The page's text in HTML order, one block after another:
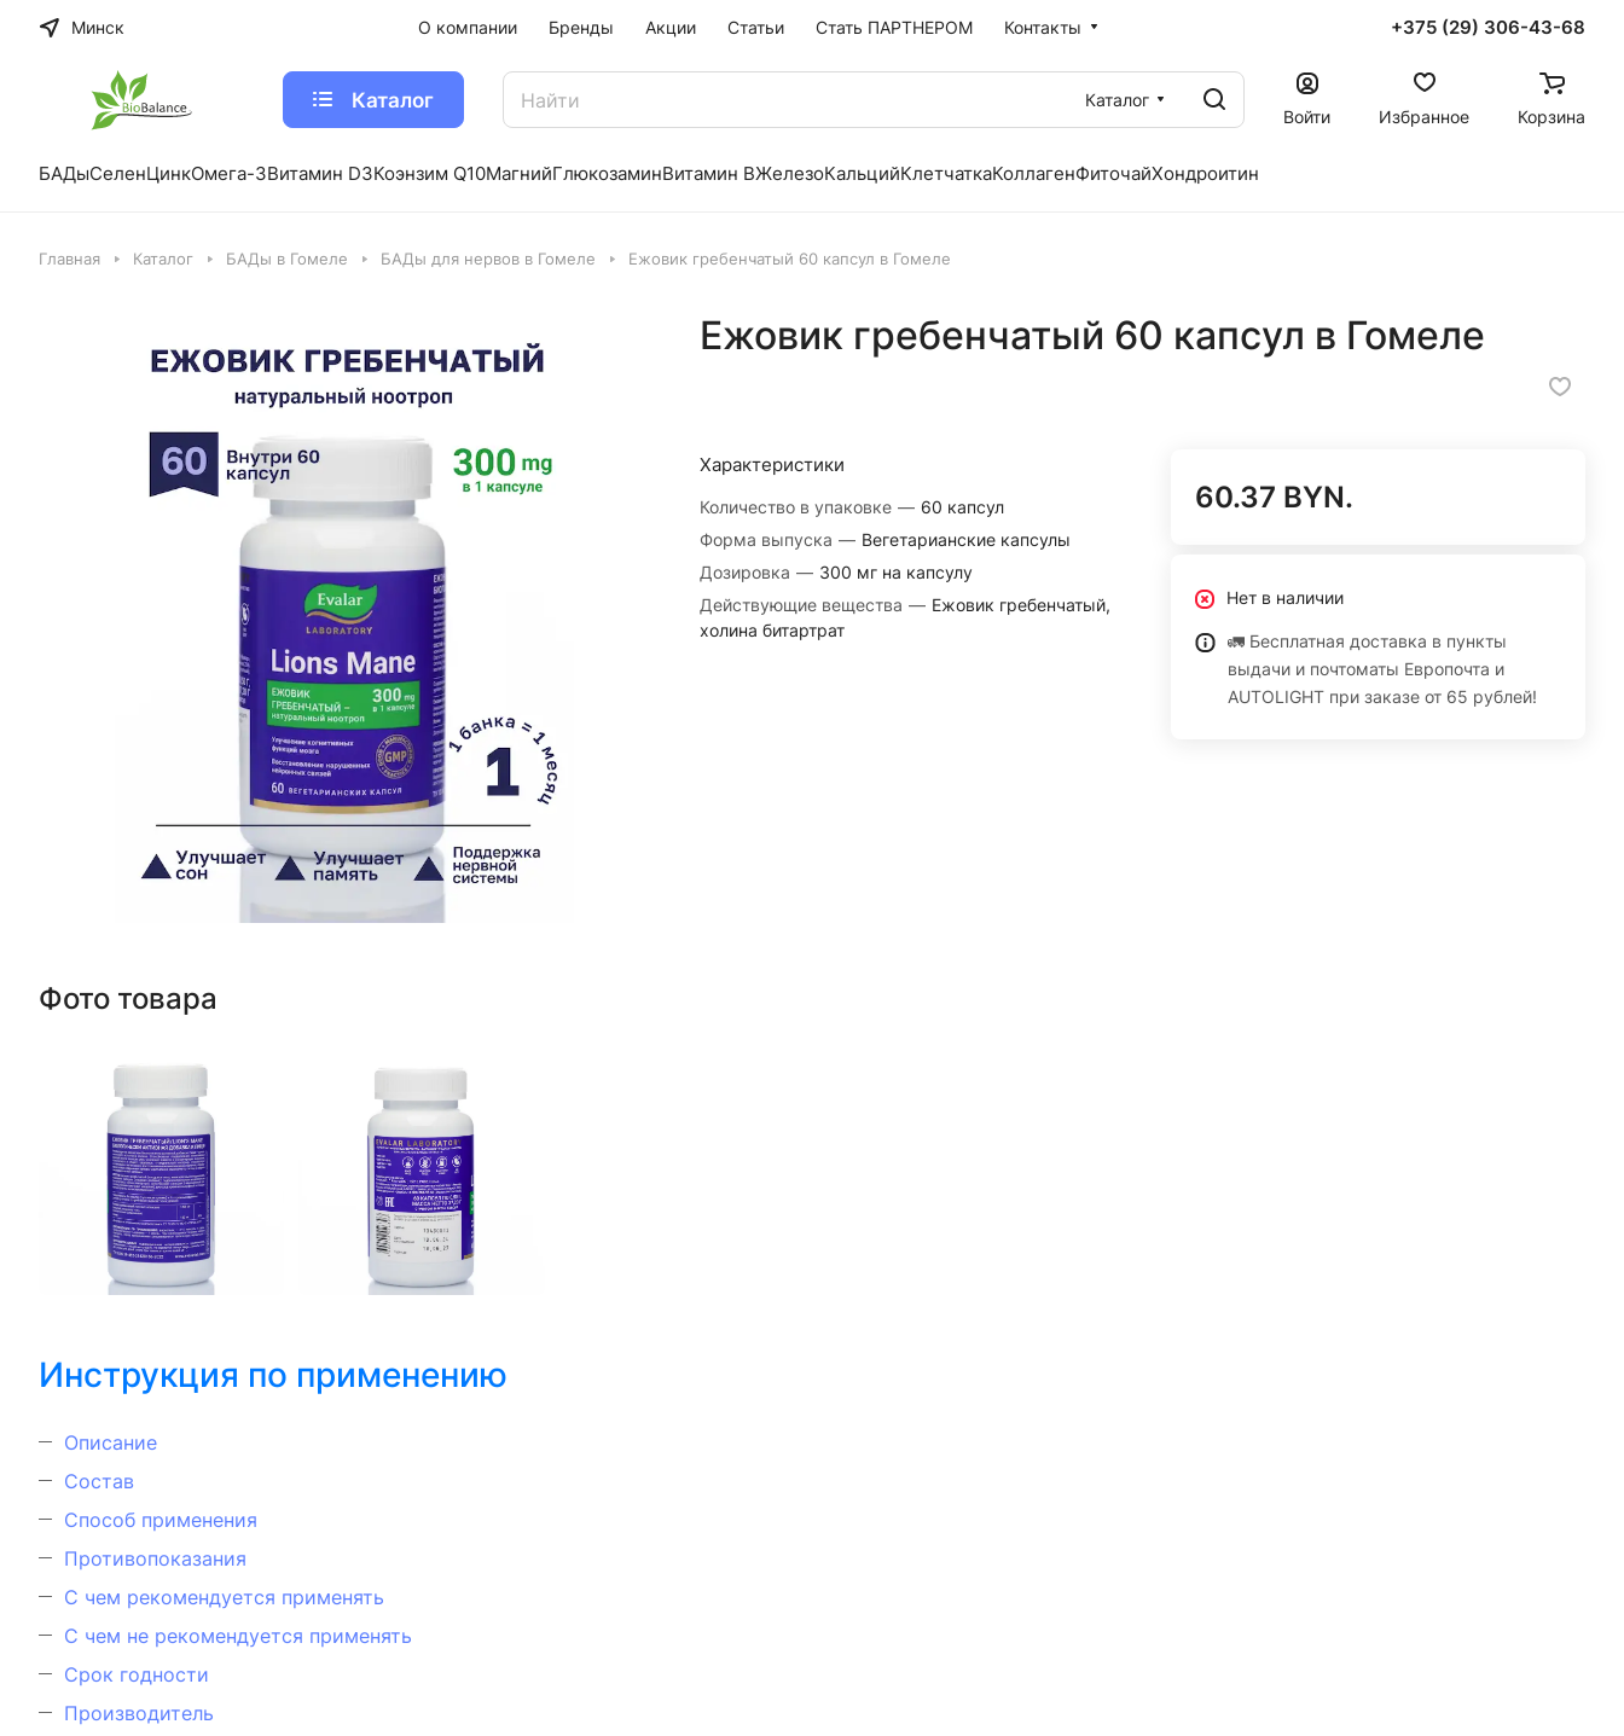
Минск О компании Бренды Акции Статьи Стать ПАРТНЕРОМ Контакты +375 (29) 306-43-68
Каталог
Каталог
Войти
Избранное Корзина
БАДыСеленЦинкОмега-3Витамин D3Коэнзим Q10МагнийГлюкозаминВитамин BЖелезоКальцийКлетчаткаКоллагенФиточайХондроитин
Главная Каталог БАДы в Гомеле БАДы для нервов в Гомеле Ежовик гре­бен­ча­тый 60 капсул в Гомеле
Ежовик гре­бен­ча­тый 60 капсул в Гомеле
Характеристики
Количество в упаковке — 60 капсул
Форма выпуска — Вегетарианские капсулы
Дозировка — 300 мг на капсулу
Действующие вещества — Ежовик гребенчатый,
холина битартрат
60.37 BYN.
Нет в наличии
🚛 Бесплатная доставка в пункты
выдачи и почтоматы Европочта и
AUTOLIGHT при заказе от 65 рублей!
Фото товара
Инструкция по применению
Описание
Состав
Способ применения
Противопоказания
С чем рекомендуется применять
С чем не рекомендуется применять
Срок годности
Производитель